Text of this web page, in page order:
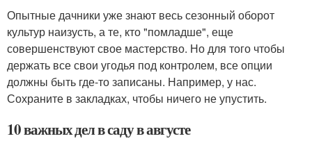
Опытные дачники уже знают весь сезонный оборот
культур наизусть, а те, кто "помладше", еще
совершенствуют свое мастерство. Но для того чтобы
держать все свои угодья под контролем, все опции
должны быть где-то записаны. Например, у нас.
Сохраните в закладках, чтобы ничего не упустить.
10 важных дел в саду в августе